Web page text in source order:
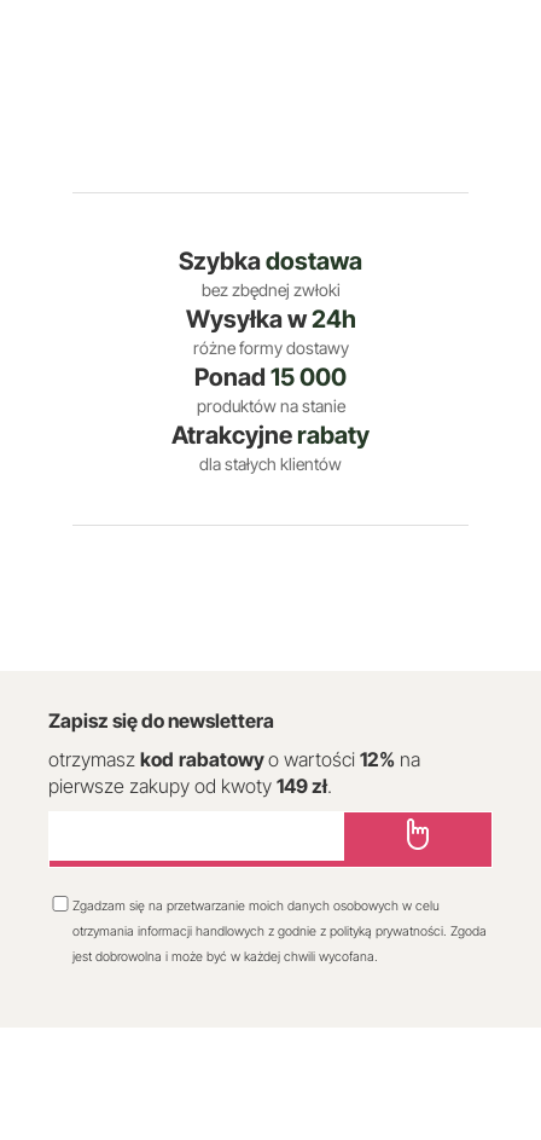
Szybkadostawa
bez zbędnej zwłoki
Wysyłka w24h
różne formy dostawy
Ponad 15 000
produktów na stanie
Atrakcyjnerabaty
dla stałych klientów
Zapisz się do newslettera
otrzymasz kod rabatowyo wartości 12% na
pierwsze zakupy od kwoty 149 zł.
Zgadzam się na przetwarzanie moich danych osobowych w celu
otrzymania informacji handlowych z godnie z polityką prywatności. Zgoda
jest dobrowolna i może być w każdej chwili wycofana.